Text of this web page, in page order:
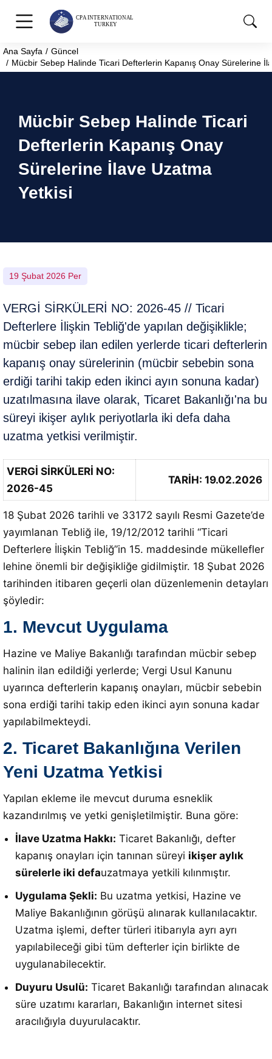
You are here:
Ana Sayfa
Güncel
Mücbir Sebep Halinde Ticari Defterlerin Kapanış Onay Sürelerine
Mücbir Sebep Halinde Ticari
Defterlerin Kapanış Onay
Sürelerine İlave Uzatma
Yetkisi
19 Şubat 2026 Per
VERGİ SİRKÜLERİ NO: 2026-45 // Ticari
Defterlere İlişkin Tebliğ'de yapılan değişiklikle;
mücbir sebep ilan edilen yerlerde ticari defterlerin
kapanış onay sürelerinin (mücbir sebebin sona
erdiği tarihi takip eden ikinci ayın sonuna kadar)
uzatılmasına ilave olarak, Ticaret Bakanlığı'na bu
süreyi ikişer aylık periyotlarla iki defa daha
uzatma yetkisi verilmiştir.
VERGİ SİRKÜLERİ NO:
2026-45
TARİH: 19.02.2026
18 Şubat 2026 tarihli ve 33172 sayılı Resmi Gazete’de
yayımlanan Tebliğ ile, 19/12/2012 tarihli “Ticari
Defterlere İlişkin Tebliğ”in 15. maddesinde mükellefler
lehine önemli bir değişikliğe gidilmiştir. 18 Şubat 2026
tarihinden itibaren geçerli olan düzenlemenin detayları
şöyledir:
1. Mevcut Uygulama
Hazine ve Maliye Bakanlığı tarafından mücbir sebep
halinin ilan edildiği yerlerde; Vergi Usul Kanunu
uyarınca defterlerin kapanış onayları, mücbir sebebin
sona erdiği tarihi takip eden ikinci ayın sonuna kadar
yapılabilmekteydi.
2. Ticaret Bakanlığına Verilen
Yeni Uzatma Yetkisi
Yapılan ekleme ile mevcut duruma esneklik
kazandırılmış ve yetki genişletilmiştir. Buna göre:
İlave Uzatma Hakkı: Ticaret Bakanlığı, defter
kapanış onayları için tanınan süreyi ikişer aylık
sürelerle iki defauzatmaya yetkili kılınmıştır.
Uygulama Şekli: Bu uzatma yetkisi, Hazine ve
Maliye Bakanlığının görüşü alınarak kullanılacaktır.
Uzatma işlemi, defter türleri itibarıyla ayrı ayrı
yapılabileceği gibi tüm defterler için birlikte de
uygulanabilecektir.
Duyuru Usulü: Ticaret Bakanlığı tarafından alınacak
süre uzatımı kararları, Bakanlığın internet sitesi
aracılığıyla duyurulacaktır.